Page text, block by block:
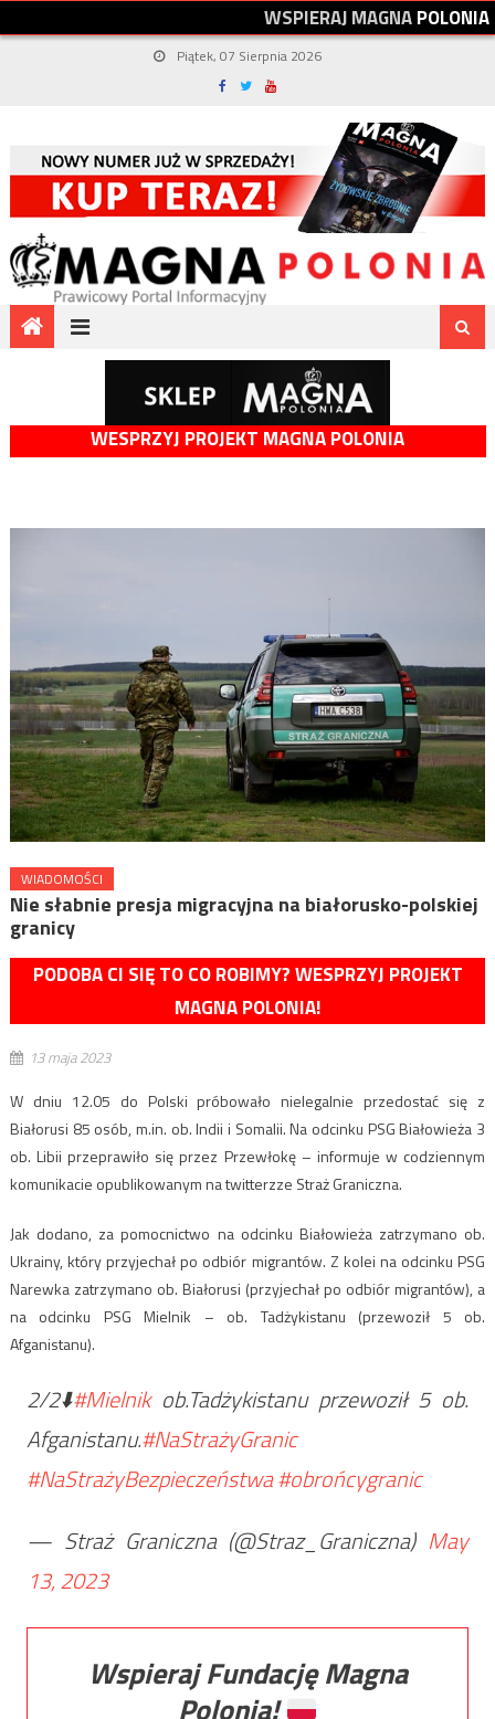
WSPIERAJMAGNAPOLONIA
Piątek, 07 Sierpnia 2026
WESPRZYJ PROJEKT MAGNA POLONIA
WIADOMOŚCI
Nie słabnie presja migracyjna na białorusko-polskiej
granicy
PODOBA CI SIĘ TO CO ROBIMY? WESPRZYJ PROJEKT
MAGNA POLONIA!
13 maja 2023
W dniu 12.05 do Polski próbowało nielegalnie przedostać się z
Białorusi 85 osób, m.in. ob. Indii i Somalii. Na odcinku PSG Białowieża 3
ob. Libii przeprawiło się przez Przewłokę – informuje w codziennym
komunikacie opublikowanym na twitterzze Straż Graniczna.
Jak dodano, za pomocnictwo na odcinku Białowieża zatrzymano ob.
Ukrainy, który przyjechał po odbiór migrantów. Z kolei na odcinku PSG
Narewka zatrzymano ob. Białorusi (przyjechał po odbiór migrantów), a
na odcinku PSG Mielnik – ob. Tadżykistanu (przewoził 5 ob.
Afganistanu).
2/2⬇️#Mielnikob.Tadżykistanu przewoził 5 ob.
Afganistanu.#NaStrażyGranic
#NaStrażyBezpieczeństwa#obrońcygranic
— Straż Graniczna (@Straz_Graniczna) May
13, 2023
Wspieraj Fundację Magna
Polonia!